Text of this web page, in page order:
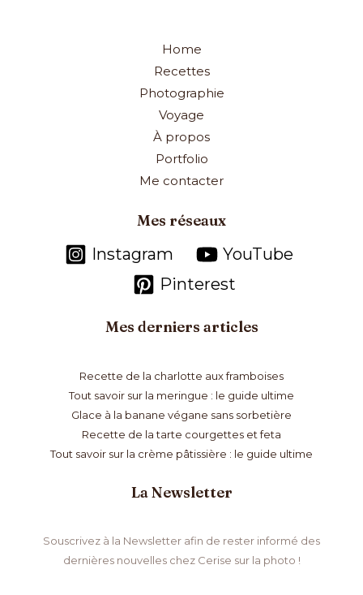
Home
Recettes
Photographie
Voyage
À propos
Portfolio
Me contacter
Mes réseaux
Instagram
YouTube
Pinterest
Mes derniers articles
Recette de la charlotte aux framboises
Tout savoir sur la meringue : le guide ultime
Glace à la banane végane sans sorbetière
Recette de la tarte courgettes et feta
Tout savoir sur la crème pâtissière : le guide ultime
La Newsletter
Souscrivez à la Newsletter afin de rester informé des
dernières nouvelles chez Cerise sur la photo !